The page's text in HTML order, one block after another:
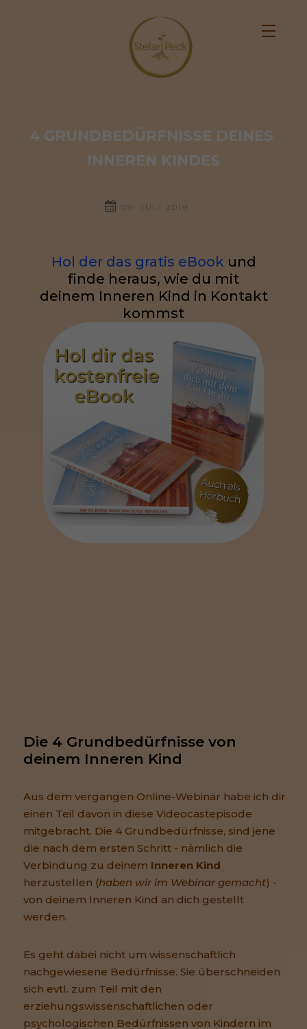
4 GRUNDBEDÜRFNISSE DEINES
INNEREN KINDES
09. JULI 2019
Hol der das gratis eBook und
finde heraus, wie du mit
deinem Inneren Kind in Kontakt
kommst
Die 4 Grundbedürfnisse von
deinem Inneren Kind
Aus dem vergangen Online-Webinar habe ich dir
einen Teil davon in diese Videocastepisode
mitgebracht. Die 4 Grundbedürfnisse, sind jene
die nach dem ersten Schritt - nämlich die
Verbindung zu deinem Inneren Kind
herzustellen (haben wir im Webinar gemacht) -
von deinem Inneren Kind an dich gestellt
werden.
Es geht dabei nicht um wissenschaftlich
nachgewiesene Bedürfnisse. Sie überschneiden
sich evtl. zum Teil mit den
erziehungswissenschaftlichen oder
psychologischen Bedürfnissen von Kindern im